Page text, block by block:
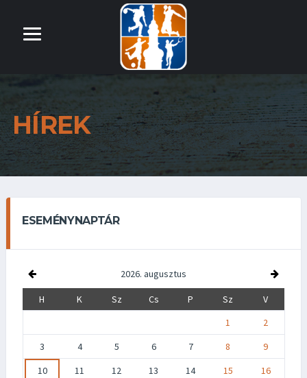
HÍREK
ESEMÉNYNAPTÁR
2026. augusztus
H K Sz Cs P Sz
V
1
2
3
4 5 6 7 8
9
10
11 12 13 14 15
16